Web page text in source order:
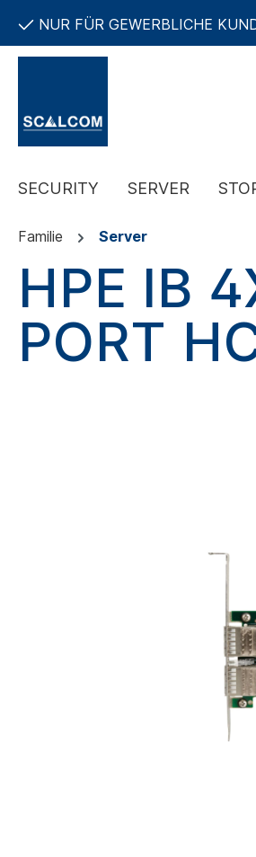
NUR FÜR GEWERBLICHE
SECURITY SERVER
Familie Server
HPE IB
PORT